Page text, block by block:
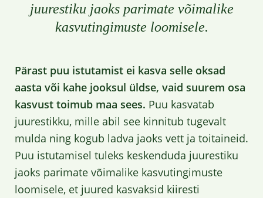
juurestiku jaoks parimate võimalike
kasvutingimuste loomisele.
Pärast puu istutamist ei kasva selle oksad
aasta või kahe jooksul üldse, vaid suurem osa
kasvust toimub maa sees. Puu kasvatab
juurestikku, mille abil see kinnitub tugevalt
mulda ning kogub ladva jaoks vett ja toitaineid.
Puu istutamisel tuleks keskenduda juurestiku
jaoks parimate võimalike kasvutingimuste
loomisele, et juured kasvaksid kiiresti